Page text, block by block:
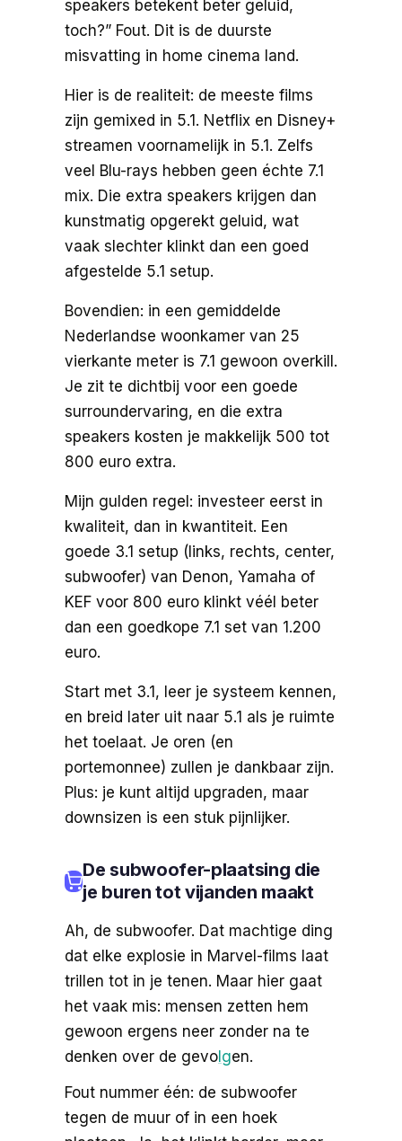
speakers betekent beter geluid,
toch?” Fout. Dit is de duurste
misvatting in home cinema land.
Hier is de realiteit: de meeste films
zijn gemixed in 5.1. Netflix en Disney+
streamen voornamelijk in 5.1. Zelfs
veel Blu-rays hebben geen échte 7.1
mix. Die extra speakers krijgen dan
kunstmatig opgerekt geluid, wat
vaak slechter klinkt dan een goed
afgestelde 5.1 setup.
Bovendien: in een gemiddelde
Nederlandse woonkamer van 25
vierkante meter is 7.1 gewoon overkill.
Je zit te dichtbij voor een goede
surroundervaring, en die extra
speakers kosten je makkelijk 500 tot
800 euro extra.
Mijn gulden regel: investeer eerst in
kwaliteit, dan in kwantiteit. Een
goede 3.1 setup (links, rechts, center,
subwoofer) van Denon, Yamaha of
KEF voor 800 euro klinkt véél beter
dan een goedkope 7.1 set van 1.200
euro.
Start met 3.1, leer je systeem kennen,
en breid later uit naar 5.1 als je ruimte
het toelaat. Je oren (en
portemonnee) zullen je dankbaar zijn.
Plus: je kunt altijd upgraden, maar
downsizen is een stuk pijnlijker.
De subwoofer-plaatsing die
je buren tot vijanden maakt
Ah, de subwoofer. Dat machtige ding
dat elke explosie in Marvel-films laat
trillen tot in je tenen. Maar hier gaat
het vaak mis: mensen zetten hem
gewoon ergens neer zonder na te
denken over de gevo lgen.
Fout nummer één: de subwoofer
tegen de muur of in een hoek